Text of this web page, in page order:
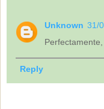
Unknown 31/
Reply